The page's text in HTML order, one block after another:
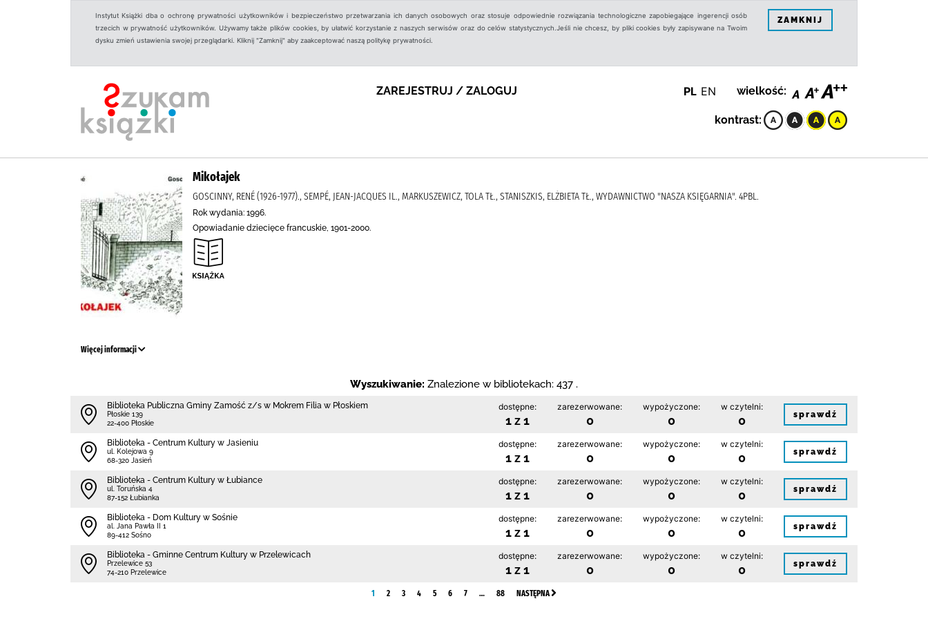
Instytut Książki dba o ochronę prywatności użytkowników i bezpieczeństwo przetwarzania ich danych osobowych oraz stosuje odpowiednie rozwiązania technologiczne zapobiegające ingerencji osób
trzecich w prywatność użytkowników. Używamy także plików cookies, by ułatwić korzystanie z naszych serwisów oraz do celów statystycznych.Jeśli nie chcesz, by pliki cookies były zapisywane na Twoim
dysku zmień ustawienia swojej przeglądarki. Kliknij "Zamknij" aby zaakceptować naszą politykę prywatności.
ZAMKNIJ
ZAREJESTRUJ / ZALOGUJ PL EN wielkość:
kontrast:
Mikołajek
GOSCINNY, RENÉ (1926-1977)., SEMPÉ, JEAN-JACQUES IL., MARKUSZEWICZ, TOLA TŁ., STANISZKIS, ELŻBIETA TŁ., WYDAWNICTWO "NASZA KSIĘGARNIA". 4PBL.
Rok wydania: 1996.
Opowiadanie dziecięce francuskie, 1901-2000.
Więcej informacji
Wyszukiwanie: Znalezione w bibliotekach: 437 .
Biblio­teka Publiczna Gminy Zamość z/s w Mokrem Filia w Płoskiem
Płoskie 139
22-400 Płoskie
dostępne:
1 z 1
zarezerwowane:
0
wypożyczone:
0
w czytelni:
0 sprawdź
Biblioteka - Centrum Kultury w Jasieniu
ul. Kolejowa 9
68-320 Jasień
dostępne:
1 z 1
zarezerwowane:
0
wypożyczone:
0
w czytelni:
0 sprawdź
Biblioteka - Centrum Kultury w Łubiance
ul. Toruńska 4
87-152 Łubianka
dostępne:
1 z 1
zarezerwowane:
0
wypożyczone:
0
w czytelni:
0 sprawdź
Biblioteka - Dom Kultury w Sośnie
al. Jana Pawła II 1
89-412 Sośno
dostępne:
1 z 1
zarezerwowane:
0
wypożyczone:
0
w czytelni:
0 sprawdź
Biblioteka - Gminne Centrum Kultury w Przelewicach
Przelewice 53
74-210 Przelewice
dostępne:
1 z 1
zarezerwowane:
0
wypożyczone:
0
w czytelni:
0 sprawdź
1 2 3 4 5 6 7 … 88 NASTĘPNA